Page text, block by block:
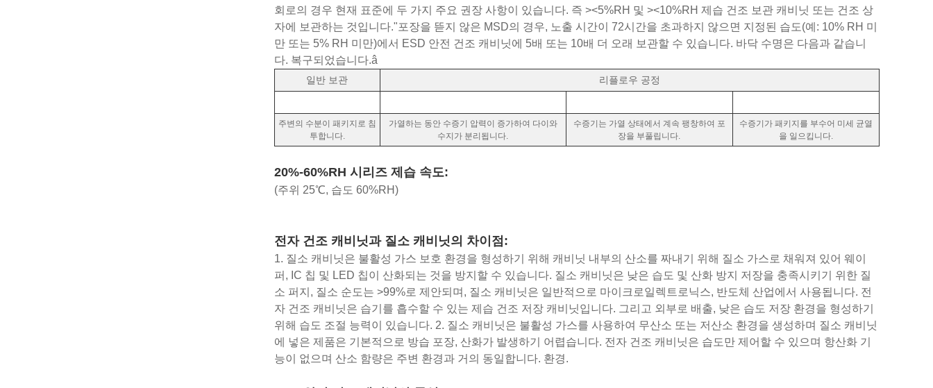
회로의 경우 현재 표준에 두 가지 주요 권장 사항이 있습니다. 즉 ><5%RH 및 ><10%RH 제습 건조 보관 캐비닛 또는 건조 상
자에 보관하는 것입니다."포장을 뜯지 않은 MSD의 경우, 노출 시간이 72시간을 초과하지 않으면 지정된 습도(예: 10% RH 미
만 또는 5% RH 미만)에서 ESD 안전 건조 캐비닛에 5배 또는 10배 더 오래 보관할 수 있습니다. 바닥 수명은 다음과 같습니
다. 복구되었습니다.â
일반 보관 리플로우 공정
주변의 수분이 패키지로 침
투합니다.
가열하는 동안 수증기 압력이 증가하여 다이와
수지가 분리됩니다.
수증기는 가열 상태에서 계속 팽창하여 포
장을 부풀립니다.
수증기가 패키지를 부수어 미세 균열
을 일으킵니다.
20%-60%RH 시리즈 제습 속도:
(주위 25℃, 습도 60%RH)
전자 건조 캐비닛과 질소 캐비닛의 차이점:
1. 질소 캐비닛은 불활성 가스 보호 환경을 형성하기 위해 캐비닛 내부의 산소를 짜내기 위해 질소 가스로 채워져 있어 웨이
퍼, IC 칩 및 LED 칩이 산화되는 것을 방지할 수 있습니다. 질소 캐비닛은 낮은 습도 및 산화 방지 저장을 충족시키기 위한 질
소 퍼지, 질소 순도는 >99%로 제안되며, 질소 캐비닛은 일반적으로 마이크로일렉트로닉스, 반도체 산업에서 사용됩니다. 전
자 건조 캐비닛은 습기를 흡수할 수 있는 제습 건조 저장 캐비닛입니다. 그리고 외부로 배출, 낮은 습도 저장 환경을 형성하기
위해 습도 조절 능력이 있습니다. 2. 질소 캐비닛은 불활성 가스를 사용하여 무산소 또는 저산소 환경을 생성하며 질소 캐비닛
에 넣은 제품은 기본적으로 방습 포장, 산화가 발생하기 어렵습니다. 전자 건조 캐비닛은 습도만 제어할 수 있으며 항산화 기
능이 없으며 산소 함량은 주변 환경과 거의 동일합니다. 환경.